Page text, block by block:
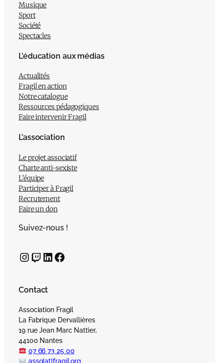
Musique
Sport
Société
Spectacles
L’éducation aux médias
Actualités
Fragil en action
Notre catalogue
Ressources pédagogiques
Faire intervenir Fragil
L’association
Le projet associatif
Charte anti-sexiste
L’équipe
Participer à Fragil
Recrutement
Faire un don
Suivez-nous !
InstagramTwitch LinkedIn Facebook
Contact
Association Fragil
La Fabrique Dervallières
19 rue Jean Marc Nattier,
44100 Nantes
07 66 73 25 00
asso[at]fragil.org